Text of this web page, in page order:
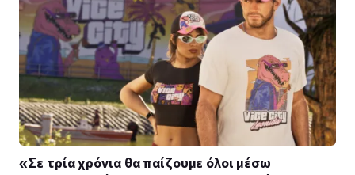
«Σε τρία χρόνια θα παίζουμε όλοι μέσω